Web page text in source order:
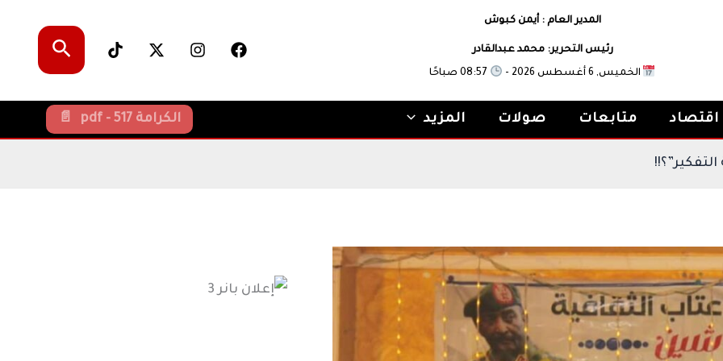
المدير العام : أيمن كبوش
رئيس التحرير: محمد عبدالقادر
الخميس, 6 أغسطس 2026 - 08:57 صباحًا
البحث
اقتصاد متابعات صولات المزيد الكرامة pdf - 517
الوالي” أم “طريقة التفكير”؟!!